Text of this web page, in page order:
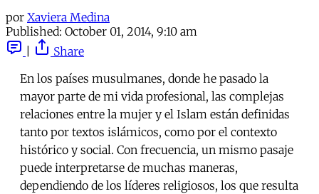
por Xaviera Medina
Published: October 01, 2014, 9:10 am
Share
En los países musulmanes, donde he pasado la
mayor parte de mi vida profesional, las complejas
relaciones entre la mujer y el Islam están definidas
tanto por textos islámicos, como por el contexto
histórico y social. Con frecuencia, un mismo pasaje
puede interpretarse de muchas maneras,
dependiendo de los líderes religiosos, los que resulta